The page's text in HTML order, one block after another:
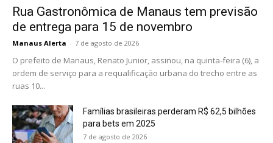
Rua Gastronômica de Manaus tem previsão
de entrega para 15 de novembro
Manaus Alerta - 7 de agosto de 2026
O prefeito de Manaus, Renato Junior, assinou, na quinta-feira (6), a
ordem de serviço para a requalificação urbana do trecho entre as
ruas 10...
Famílias brasileiras perderam R$ 62,5 bilhões
para bets em 2025
7 de agosto de 2026